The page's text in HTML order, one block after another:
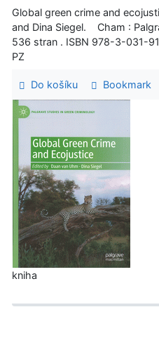
Global green crime and
and Dina Siegel. Cham :
536 stran . ISBN 978-3-031-
PZ
Do košíku Bookmark
kniha